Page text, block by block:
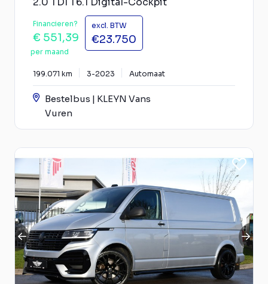
Financieren?
€ 551,39
per maand
excl. BTW
€23.750
199.071 km 3-2023 Automaat
Bestelbus | KLEYN Vans
Vuren